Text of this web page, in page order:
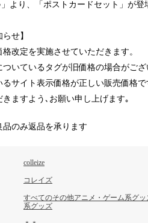
より、「ポストカードセット」が登
せ】
改定を実施させていただきます。
ついているタグが旧価格の場合がご
サイト表示価格が正しい販売価格で
ますよう､お願い申し上げます｡
品のみ返品を承ります
colleize
コレイズ
すべてのその他アニメ・ゲーム系グッ
系グッズ